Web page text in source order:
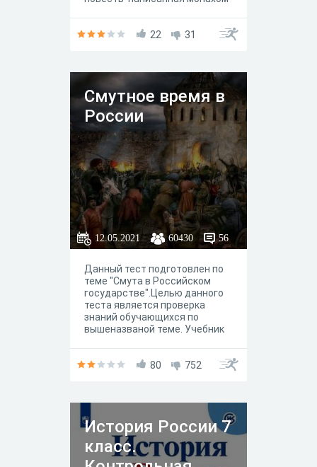
славяне?
22 31
Смутное время в
России
12.05.2021 60430 56
Данный тест подготовлен по
теме "Смута в Российском
государстве".Целью данного
теста является проверка
знаний обучающихся по
вышеназваной теме. Учебник
80
752
История России 7
класс.